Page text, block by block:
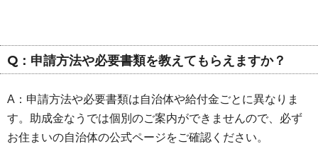
Q：申請方法や必要書類を教えてもらえますか？
A：申請方法や必要書類は自治体や給付金ごとに異なりま
す。助成金なうでは個別のご案内ができませんので、必ず
お住まいの自治体の公式ページをご確認ください。